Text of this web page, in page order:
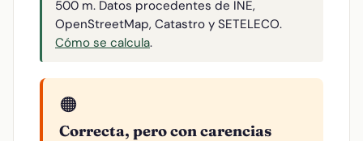
500 m. Datos procedentes de INE,
OpenStreetMap, Catastro y SETELECO.
Cómo se calcula.
🟠
Correcta, pero con carencias